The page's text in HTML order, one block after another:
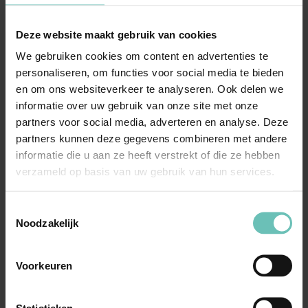
Deze website maakt gebruik van cookies
We gebruiken cookies om content en advertenties te
personaliseren, om functies voor social media te bieden
en om ons websiteverkeer te analyseren. Ook delen we
informatie over uw gebruik van onze site met onze
partners voor social media, adverteren en analyse. Deze
partners kunnen deze gegevens combineren met andere
informatie die u aan ze heeft verstrekt of die ze hebben
verzameld op basis van uw gebruik van hun services.
Noodzakelijk
Voorkeuren
Uitspraak Hoge Raad: Procesrecht;
goederenrecht (ECLI:NL:HR:2023:784, 26 mei
2023, 21/04218)
Devolutieve werking; verhouding tussen
verweer en afgewezen vordering in reconventie,
waarvan geen ...
Hoge Raad Updates Cassatie